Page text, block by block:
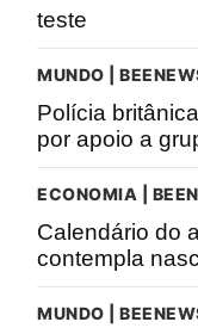
teste
MUNDO |
Polícia
por apoio a
ECONOMIA |
Calendário do
contempla
MUNDO |